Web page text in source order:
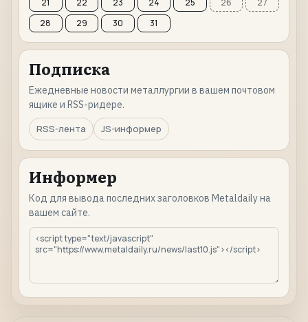
21
22 23 24 25 26
27
28
29 30 31
Подписка
Ежедневные новости металлургии в вашем почтовом
ящике и RSS-ридере.
RSS-лента
JS-информер
Информер
Код для вывода последних заголовков Metaldaily на
вашем сайте.